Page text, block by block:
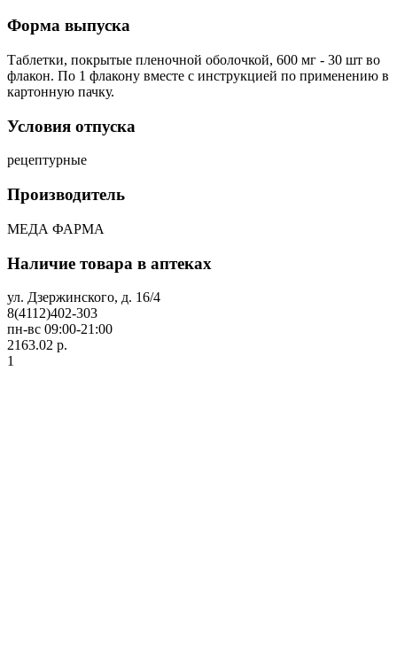
Форма выпуска
Таблетки, покрытые пленочной оболочкой, 600 мг - 30 шт во
флакон. По 1 флакону вместе с инструкцией по применению в
картонную пачку.
Условия отпуска
рецептурные
Производитель
МЕДА ФАРМА
Наличие товара в аптеках
ул. Дзержинского, д. 16/4
8(4112)402-303
пн-вс 09:00-21:00
2163.02 р.
1